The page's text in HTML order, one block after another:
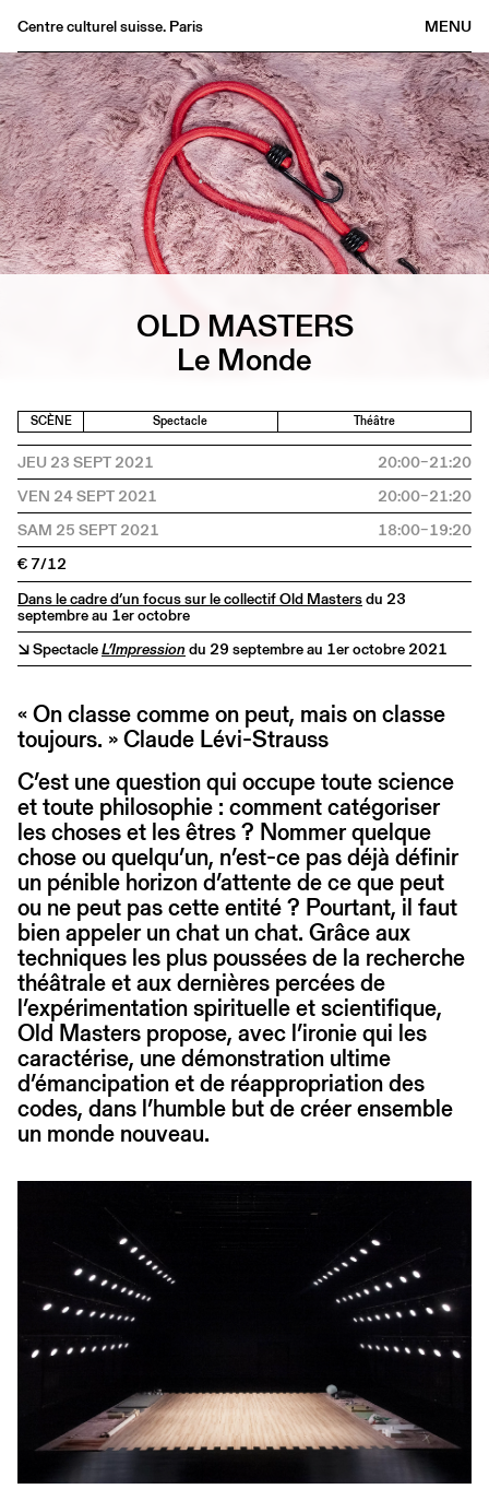
MENU
Centre culturel suisse. Paris
Agenda
Librairie
Buvette
Archives
Médiathèque
Éditions
Informations
OLD MASTERS
Le Monde
SCÈNE Spectacle Théâtre
JEU 23 SEPT 2021
20:00–21:20
VEN 24 SEPT 2021
20:00–21:20
SAM 25 SEPT 2021
18:00–19:20
€ 7/12
Dans le cadre d’un focus sur le collectif Old Mastersdu 23
septembre au 1er octobre
↘ SpectacleL’Impression du 29 septembre au 1er octobre 2021
« On classe comme on peut, mais on classe
toujours. » Claude Lévi-Strauss
C’est une question qui occupe toute science
et toute philosophie : comment catégoriser
les choses et les êtres ? Nommer quelque
chose ou quelqu’un, n’est-ce pas déjà définir
un pénible horizon d’attente de ce que peut
ou ne peut pas cette entité ? Pourtant, il faut
bien appeler un chat un chat. Grâce aux
techniques les plus poussées de la recherche
théâtrale et aux dernières percées de
l’expérimentation spirituelle et scientifique,
Old Masters propose, avec l’ironie qui les
caractérise, une démonstration ultime
d’émancipation et de réappropriation des
codes, dans l’humble but de créer ensemble
un monde nouveau.